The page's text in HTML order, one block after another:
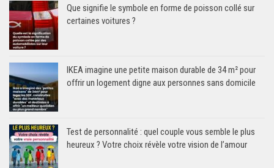
Que signifie le symbole en forme de poisson collé sur
certaines voitures ?
IKEA imagine une petite maison durable de 34 m² pour
offrir un logement digne aux personnes sans domicile
Test de personnalité : quel couple vous semble le plus
heureux ? Votre choix révèle votre vision de l’amour